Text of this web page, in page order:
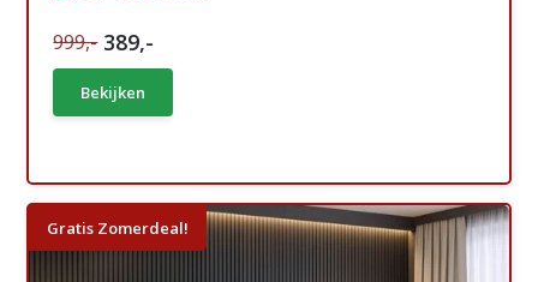
999,- 389,-
Bekijken
Gratis Zomerdeal!